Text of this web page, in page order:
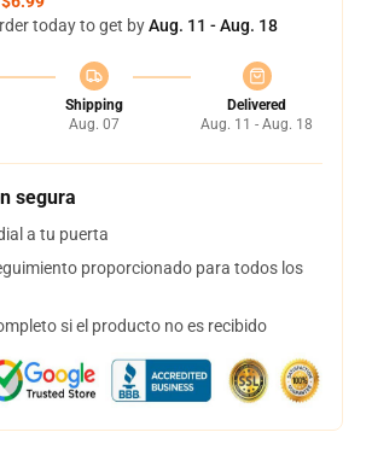
today to get byAug. 11 - Aug. 18
Shipping
Aug. 07
Delivered
Aug. 11 - Aug. 18
segura
a tu puerta
proporcionado para todos los
si el producto no es recibido